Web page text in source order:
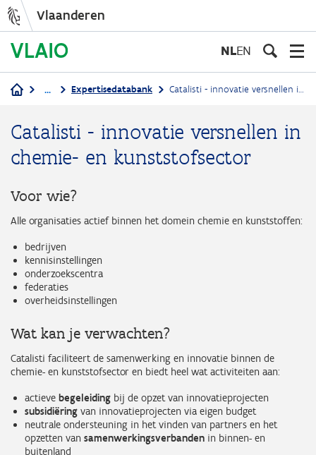
Vlaanderen
NLEN
... Expertisedatabank Catalisti - innovatie versnellen in chemie- en kunststofsector
Catalisti - innovatie versnellen in
chemie- en kunststofsector
Voor wie?
Alle organisaties actief binnen het domein chemie en kunststoffen:
bedrijven
kennisinstellingen
onderzoekscentra
federaties
overheidsinstellingen
Wat kan je verwachten?
Catalisti faciliteert de samenwerking en innovatie binnen de
chemie- en kunststofsector en biedt heel wat activiteiten aan:
actieve begeleiding bij de opzet van innovatieprojecten
subsidiëring van innovatieprojecten via eigen budget
neutrale ondersteuning in het vinden van partners en het
opzetten van samenwerkingsverbanden in binnen- en
buitenland